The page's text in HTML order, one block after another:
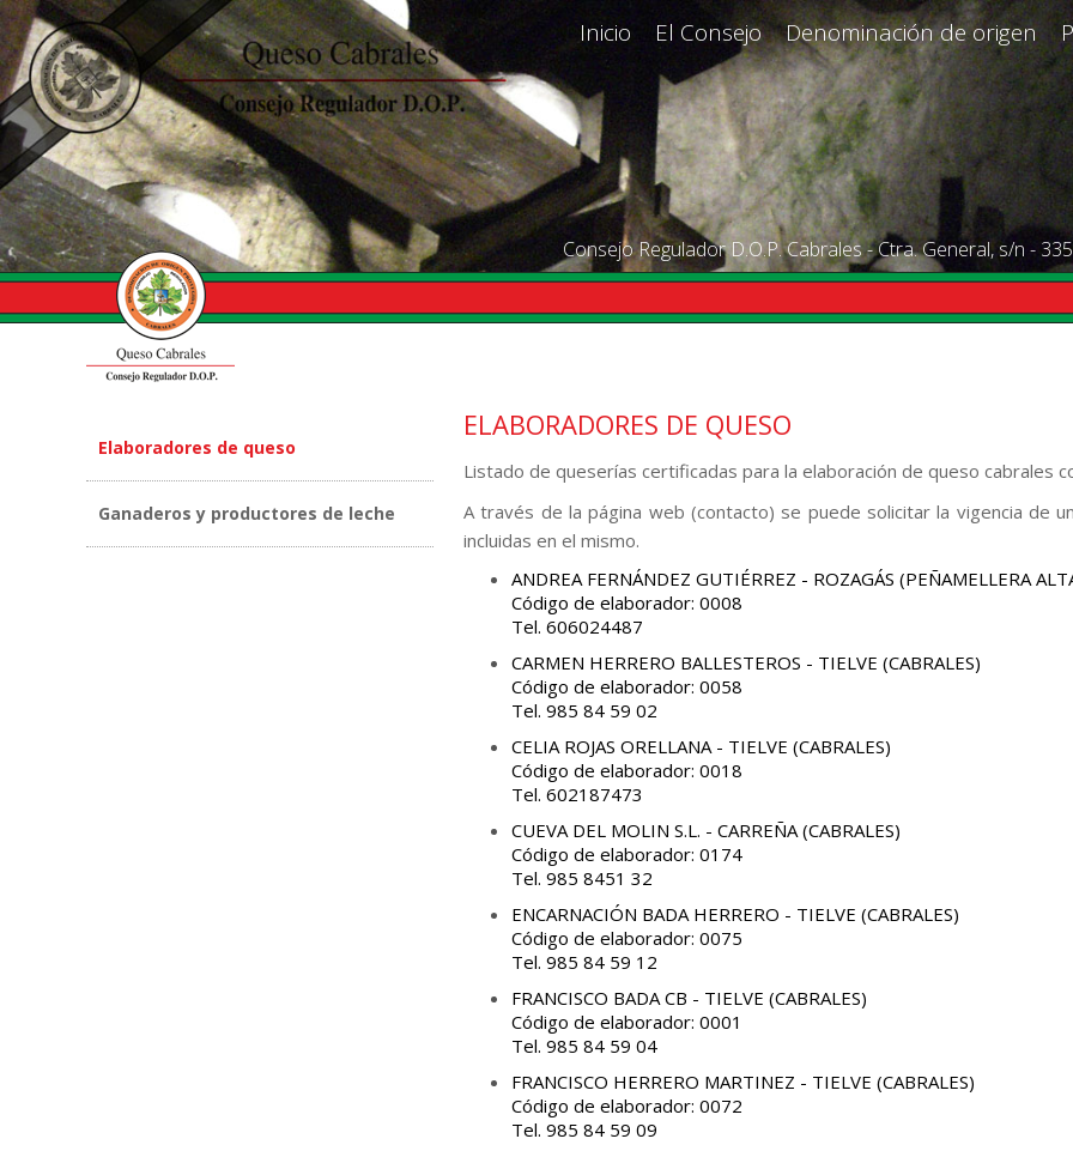
Inicio El Consejo Denominación de origen
Consejo Regulador D.O.P. Cabrales - Ctra. General, s/n -
Elaboradores de queso
Ganaderos y productores de leche
ELABORADORES DE QUESO
Listado de queserías certificadas para la elaboración de queso cabrales
A través de la página web (contacto) se puede solicitar la vigencia de
incluidas en el mismo.
ANDREA FERNÁNDEZ GUTIÉRREZ - ROZAGÁS (PEÑAMELLERA
Código de elaborador: 0008
Tel. 606024487
CARMEN HERRERO BALLESTEROS - TIELVE (CABRALES)
Código de elaborador: 0058
Tel. 985 84 59 02
CELIA ROJAS ORELLANA - TIELVE (CABRALES)
Código de elaborador: 0018
Tel. 602187473
CUEVA DEL MOLIN S.L. - CARREÑA (CABRALES)
Código de elaborador: 0174
Tel. 985 8451 32
ENCARNACIÓN BADA HERRERO - TIELVE (CABRALES)
Código de elaborador: 0075
Tel. 985 84 59 12
FRANCISCO BADA CB - TIELVE (CABRALES)
Código de elaborador: 0001
Tel. 985 84 59 04
FRANCISCO HERRERO MARTINEZ - TIELVE (CABRALES)
Código de elaborador: 0072
Tel. 985 84 59 09